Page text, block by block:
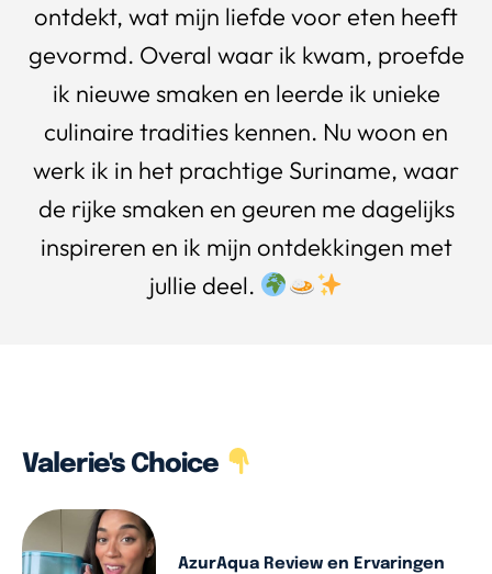
ontdekt, wat mijn liefde voor eten heeft
gevormd. Overal waar ik kwam, proefde
ik nieuwe smaken en leerde ik unieke
culinaire tradities kennen. Nu woon en
werk ik in het prachtige Suriname, waar
de rijke smaken en geuren me dagelijks
inspireren en ik mijn ontdekkingen met
jullie deel.
Valerie's Choice
AzurAqua Review en Ervaringen